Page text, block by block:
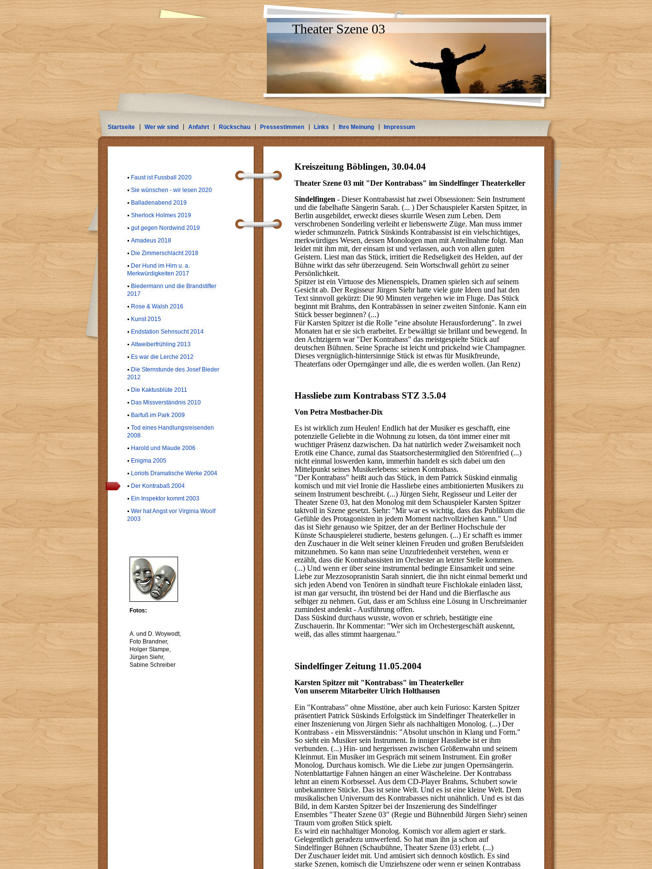
Theater Szene 03
Startseite Wer wir sind Anfahrt Rückschau Pressestimmen Links Ihre Meinung Impressum
Kreiszeitung Böblingen, 30.04.04
Theater Szene 03 mit "Der Kontrabass" im Sindelfinger Theaterkeller
Sindelfingen - Dieser Kontrabassist hat zwei Obsessionen: Sein Instrument
und die fabelhafte Sängerin Sarah. (... ) Der Schauspieler Karsten Spitzer, in
Berlin ausgebildet, erweckt dieses skurrile Wesen zum Leben. Dem
verschrobenen Sonderling verleiht er liebenswerte Züge. Man muss immer
wieder schmunzeln. Patrick Süskinds Kontrabassist ist ein vielschichtiges,
merkwürdiges Wesen, dessen Monologen man mit Anteilnahme folgt. Man
leidet mit ihm mit, der einsam ist und verlassen, auch von allen guten
Geistern. Liest man das Stück, irritiert die Redseligkeit des Helden, auf der
Bühne wirkt das sehr überzeugend. Sein Wortschwall gehört zu seiner
Persönlichkeit.
Spitzer ist ein Virtuose des Mienenspiels, Dramen spielen sich auf seinem
Gesicht ab. Der Regisseur Jürgen Siehr hatte viele gute Ideen und hat den
Text sinnvoll gekürzt: Die 90 Minuten vergehen wie im Fluge. Das Stück
beginnt mit Brahms, den Kontrabässen in seiner zweiten Sinfonie. Kann ein
Stück besser beginnen? (...)
Für Karsten Spitzer ist die Rolle "eine absolute Herausforderung". In zwei
Monaten hat er sie sich erarbeitet. Er bewältigt sie brillant und bewegend. In
den Achtzigern war "Der Kontrabass" das meistgespielte Stück auf
deutschen Bühnen. Seine Sprache ist leicht und prickelnd wie Champagner.
Dieses vergnüglich-hintersinnige Stück ist etwas für Musikfreunde,
Theaterfans oder Operngänger und alle, die es werden wollen. (Jan Renz)
Hassliebe zum Kontrabass STZ 3.5.04
Von Petra Mostbacher-Dix
Es ist wirklich zum Heulen! Endlich hat der Musiker es geschafft, eine
potenzielle Geliebte in die Wohnung zu lotsen, da tönt immer einer mit
wuchtiger Präsenz dazwischen. Da hat natürlich weder Zweisamkeit noch
Erotik eine Chance, zumal das Staatsorchestermitglied den Störenfried (...)
nicht einmal loswerden kann, immerhin handelt es sich dabei um den
Mittelpunkt seines Musikerlebens: seinen Kontrabass.
"Der Kontrabass" heißt auch das Stück, in dem Patrick Süskind einmalig
komisch und mit viel Ironie die Hassliebe eines ambitionierten Musikers zu
seinem Instrument beschreibt. (...) Jürgen Siehr, Regisseur und Leiter der
Theater Szene 03, hat den Monolog mit dem Schauspieler Karsten Spitzer
taktvoll in Szene gesetzt. Siehr: "Mir war es wichtig, dass das Publikum die
Gefühle des Protagonisten in jedem Moment nachvollziehen kann." Und
das ist Siehr genauso wie Spitzer, der an der Berliner Hochschule der
Künste Schauspielerei studierte, bestens gelungen. (...) Er schafft es immer
den Zuschauer in die Welt seiner kleinen Freuden und großen Berufsleiden
mitzunehmen. So kann man seine Unzufriedenheit verstehen, wenn er
erzählt, dass die Kontrabassisten im Orchester an letzter Stelle kommen.
(...) Und wenn er über seine instrumental bedingte Einsamkeit und seine
Liebe zur Mezzosopranistin Sarah sinniert, die ihn nicht einmal bemerkt und
sich jeden Abend von Tenören in sündhaft teure Fischlokale einladen lässt,
ist man gar versucht, ihn tröstend bei der Hand und die Bierflasche aus
selbiger zu nehmen. Gut, dass er am Schluss eine Lösung in Urschreimanier
zumindest andenkt - Ausführung offen.
Dass Süskind durchaus wusste, wovon er schrieb, bestätigte eine
Zuschauerin. Ihr Kommentar: "Wer sich im Orchestergeschäft auskennt,
weiß, das alles stimmt haargenau."
Sindelfinger Zeitung 11.05.2004
Karsten Spitzer mit "Kontrabass" im Theaterkeller
Von unserem Mitarbeiter Ulrich Holthausen
Ein "Kontrabass" ohne Misstöne, aber auch kein Furioso: Karsten Spitzer
präsentiert Patrick Süskinds Erfolgstück im Sindelfinger Theaterkeller in
einer Inszenierung von Jürgen Siehr als nachhaltigen Monolog. (...) Der
Kontrabass - ein Missverständnis: "Absolut unschön in Klang und Form."
So sieht ein Musiker sein Instrument. In inniger Hassliebe ist er ihm
verbunden. (...) Hin- und hergerissen zwischen Größenwahn und seinem
Kleinmut. Ein Musiker im Gespräch mit seinem Instrument. Ein großer
Monolog. Durchaus komisch. Wie die Liebe zur jungen Opernsängerin.
Notenblattartige Fahnen hängen an einer Wäscheleine. Der Kontrabass
lehnt an einem Korbsessel. Aus dem CD-Player Brahms, Schubert sowie
unbekanntere Stücke. Das ist seine Welt. Und es ist eine kleine Welt. Dem
musikalischen Universum des Kontrabasses nicht unähnlich. Und es ist das
Bild, in dem Karsten Spitzer bei der Inszenierung des Sindelfinger
Ensembles "Theater Szene 03" (Regie und Bühnenbild Jürgen Siehr) seinen
Traum vom großen Stück spielt.
Es wird ein nachhaltiger Monolog. Komisch vor allem agiert er stark.
Gelegentlich geradezu umwerfend. So hat man ihn ja schon auf
Sindelfinger Bühnen (Schaubühne, Theater Szene 03) erlebt. (...)
Der Zuschauer leidet mit. Und amüsiert sich dennoch köstlich. Es sind
starke Szenen, komisch die Umziehszene oder wenn er seinen Kontrabass
Faust ist Fussball 2020
Sie wünschen - wir lesen 2020
Balladenabend 2019
Sherlock Holmes 2019
gut gegen Nordwind 2019
Amadeus 2018
Die Zimmerschlacht 2018
Der Hund im Hirn u. a.
Merkwürdigkeiten 2017
Biedermann und die Brandstifter
2017
Rose & Walsh 2016
Kunst 2015
Endstation Sehnsucht 2014
Altweiberfrühling 2013
Es war die Lerche 2012
Die Sternstunde des Josef Bieder
2012
Die Kaktusblüte 2011
Das Missverständnis 2010
Barfuß im Park 2009
Tod eines Handlungsreisenden
2008
Harold und Maude 2006
Enigma 2005
Loriots Dramatische Werke 2004
Der Kontrabaß 2004
Ein Inspektor kommt 2003
Wer hat Angst vor Virginia Woolf
2003
Fotos:
A. und D. Woywodt,
Foto Brandner,
Holger Stampe,
Jürgen Siehr,
Sabine Schreiber